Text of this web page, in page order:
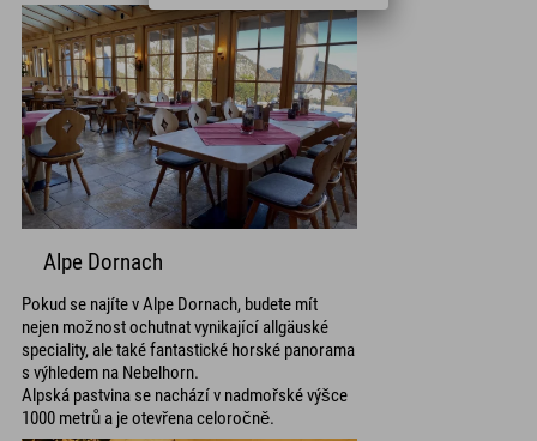
Alpe Dornach
Pokud se najíte v Alpe Dornach, budete mít
nejen možnost ochutnat vynikající allgäuské
speciality, ale také fantastické horské panorama
s výhledem na Nebelhorn.
Alpská pastvina se nachází v nadmořské výšce
1000 metrů a je otevřena celoročně.